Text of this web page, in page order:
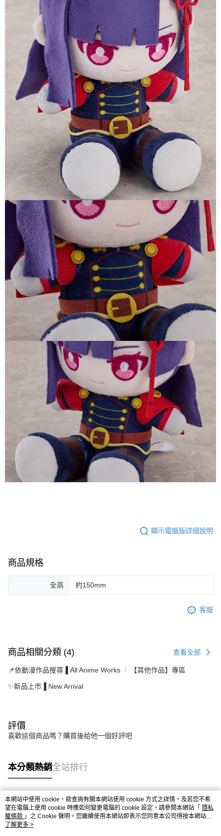
顯示電腦版詳細說明
商品規格
全高 約150mm
客服
商品相關分類 (4) 查看全部
📌依動漫作品搜尋▐ All Anime Works 【其他作品】專區
✨新品上市▐ New Arrival
評價
喜歡這個商品嗎？購買後給他一個好評吧
本分類熱銷全站排行
熱門標籤
本網站中使用 cookie，欲查詢有關本網站使用 cookie 方式之詳情，及若您不希
望在電腦上使用 cookie 時應如何變更電腦的 cookie 設定，請參閱本網站「 隱私
權條款 」之 Cookie 聲明。您繼續使用本網站即表示您同意本公司得按本網站使
用條款之 Cookie 聲明使用 cookie。
了解更多 >